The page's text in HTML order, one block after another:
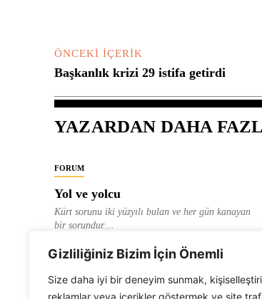
Gizliliğiniz Bizim İçin Önemli
Size daha iyi bir deneyim sunmak,
reklamlar veya içerikler göstermek ve site
ÖNCEKI İÇERIK
Başkanlık krizi 29 istifa getirdi
YAZARDAN DAHA
FORUM
Yol ve yolcu
Kürt sorunu iki yüzyılı bulan ve her gün kanayan
bir sorundur....